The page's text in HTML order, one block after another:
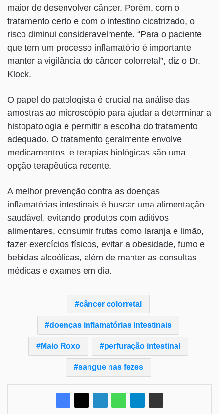
maior de desenvolver câncer. Porém, com o
tratamento certo e com o intestino cicatrizado, o
risco diminui consideravelmente. “Para o paciente
que tem um processo inflamatório é importante
manter a vigilância do câncer colorretal”, diz o Dr.
Klock.
O papel do patologista é crucial na análise das
amostras ao microscópio para ajudar a determinar a
histopatologia e permitir a escolha do tratamento
adequado. O tratamento geralmente envolve
medicamentos, e terapias biológicas são uma
opção terapêutica recente.
A melhor prevenção contra as doenças
inflamatórias intestinais é buscar uma alimentação
saudável, evitando produtos com aditivos
alimentares, consumir frutas como laranja e limão,
fazer exercícios físicos, evitar a obesidade, fumo e
bebidas alcoólicas, além de manter as consultas
médicas e exames em dia.
câncer colorretal
doenças inflamatórias intestinais
Maio Roxo perfuração intestinal
sangue nas fezes